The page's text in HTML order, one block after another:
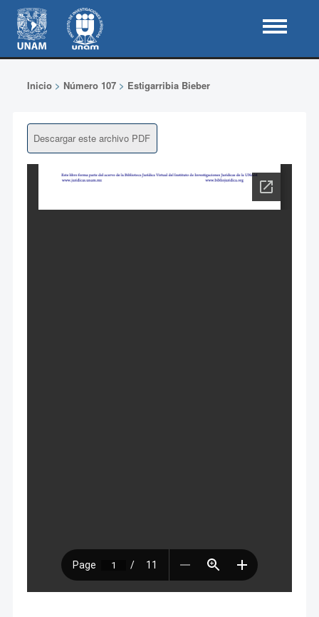
Inicio> Número 107> Estigarribia Bieber
Descargar este archivo PDF